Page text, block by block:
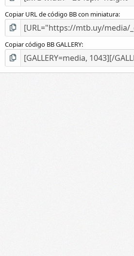
Copiar URL de código BB con miniatura
Copiar código BB GALLERY